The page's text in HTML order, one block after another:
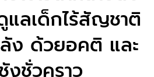
แลเด็กไร้สัญชาติ
ง ด้วยอคติ และ
งชั่วคราว